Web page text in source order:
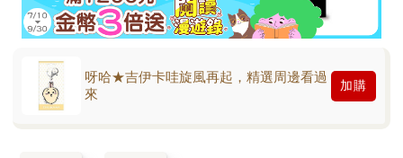
呀哈★吉伊卡哇旋風再起，精選周邊看過
來
加購